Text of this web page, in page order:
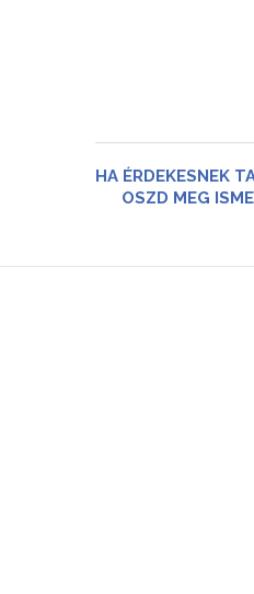
HA ÉRDEKESNEK
OSZD MEG